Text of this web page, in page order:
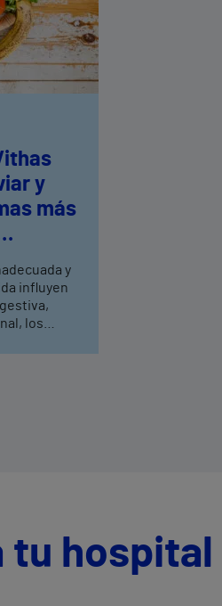
y
más
y
influyen
los
tu